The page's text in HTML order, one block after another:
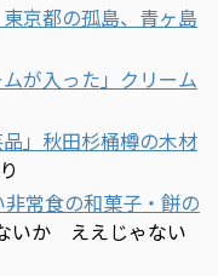
京都の孤島、青ヶ島
が入った」クリーム
」秋田杉桶樽の木材
常食の和菓子・餅の
いか ええじゃない